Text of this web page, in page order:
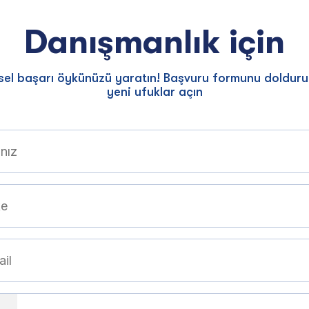
Danışmanlık için
başarı öykünüzü yaratın! Başvuru formunu
yeni ufuklar açın